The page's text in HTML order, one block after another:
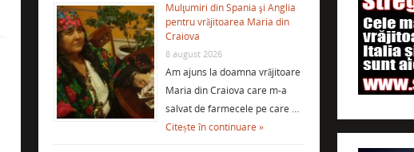
Mulţumiri din Spania şi Anglia
pentru vrăjitoarea Maria din
Craiova
8 august 2026
Am ajuns la doamna vrăjitoare
Maria din Craiova care m-a
salvat de farmecele pe care …
Citește în continuare »